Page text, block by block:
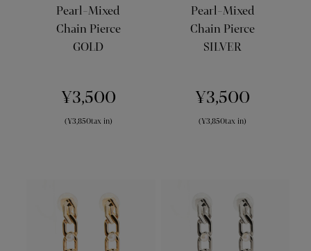
Pearl-Mixed
Chain Pierce
GOLD
¥3,500
(¥3,850tax in)
Pearl-Mixed
Chain Pierce
SILVER
¥3,500
(¥3,850tax in)